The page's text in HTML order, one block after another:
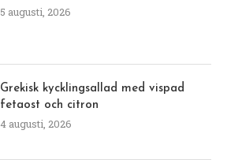
5 augusti, 2026
Grekisk kycklingsallad med vispad
fetaost och citron
4 augusti, 2026